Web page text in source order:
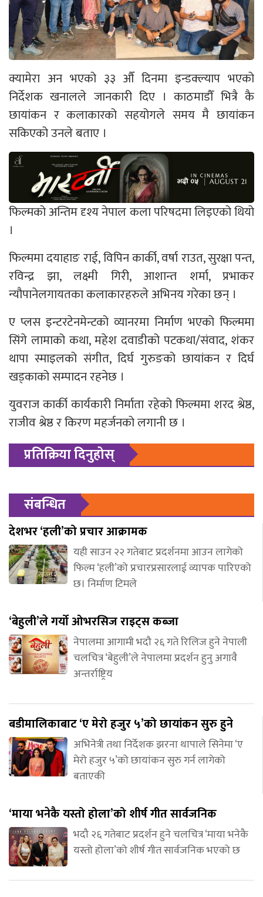
क्यामेरा अन भएको ३३ औँ दिनमा इन्डक्ल्याप भएको
निर्देशक खनालले जानकारी दिए । काठमाडौँ भित्रै कै
छायांकन र कलाकारको सहयोगले समय मै छायांकन
सकिएको उनले बताए ।
फिल्मको अन्तिम दृश्य नेपाल कला परिषदमा लिइएको थियो
।
फिल्ममा दयाहाङ राई, विपिन कार्की, वर्षा राउत, सुरक्षा पन्त,
रविन्द्र झा, लक्ष्मी गिरी, आशान्त शर्मा, प्रभाकर
न्यौपानेलगायतका कलाकारहरुले अभिनय गरेका छन् ।
ए प्लस इन्टरटेनमेन्टको व्यानरमा निर्माण भएको फिल्ममा
सिंगे लामाको कथा, महेश दवाडीको पटकथा/संवाद, शंकर
थापा स्माइलको संगीत, दिर्घ गुरुङको छायांकन र दिर्घ
खड्काको सम्पादन रहनेछ ।
युवराज कार्की कार्यकारी निर्माता रहेको फिल्ममा शरद श्रेष्ठ,
राजीव श्रेष्ठ र किरण महर्जनको लगानी छ ।
प्रतिक्रिया दिनुहोस्
संबन्धित
देशभर ‘हली’को प्रचार आक्रामक
यही साउन २२ गतेबाट प्रदर्शनमा आउन लागेको
फिल्म ‘हली’को प्रचारप्रसारलाई व्यापक पारिएको
छ। निर्माण टिमले
‘बेहुली’ले गर्यो ओभरसिज राइट्स कब्जा
नेपालमा आगामी भदौ २६ गते रिलिज हुने नेपाली
चलचित्र ‘बेहुली’ले नेपालमा प्रदर्शन हुनु अगावै
अन्तर्राष्ट्रिय
बडीमालिकाबाट ‘ए मेरो हजुर ५’को छायांकन सुरु हुने
अभिनेत्री तथा निर्देशक झरना थापाले सिनेमा ‘ए
मेरो हजुर ५’को छायांकन सुरु गर्न लागेको
बताएकी
‘माया भनेकै यस्तो होला’को शीर्ष गीत सार्वजनिक
भदौ २६ गतेबाट प्रदर्शन हुने चलचित्र ‘माया भनेकै
यस्तो होला’को शीर्ष गीत सार्वजनिक भएको छ